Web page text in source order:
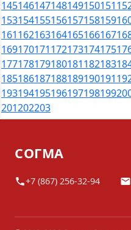
145146147148149150151
153154155156157158159
161162163164165166167
169170171172173174175
177178179180181182183
185186187188189190191
193194195196197198199
201202203
СОГМА
+7 (867) 256-32-94